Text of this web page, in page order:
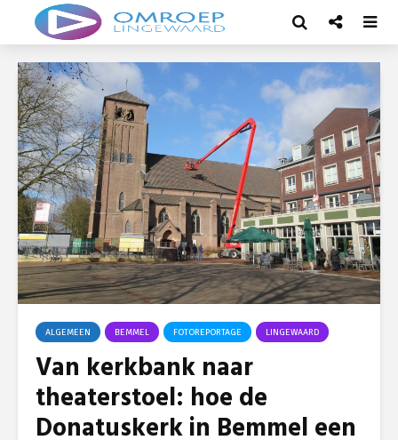
ALGEMEEN BEMMEL FOTOREPORTAGE LINGEWAARD
Van kerkbank naar
theaterstoel: hoe de
Donatuskerk in Bemmel een